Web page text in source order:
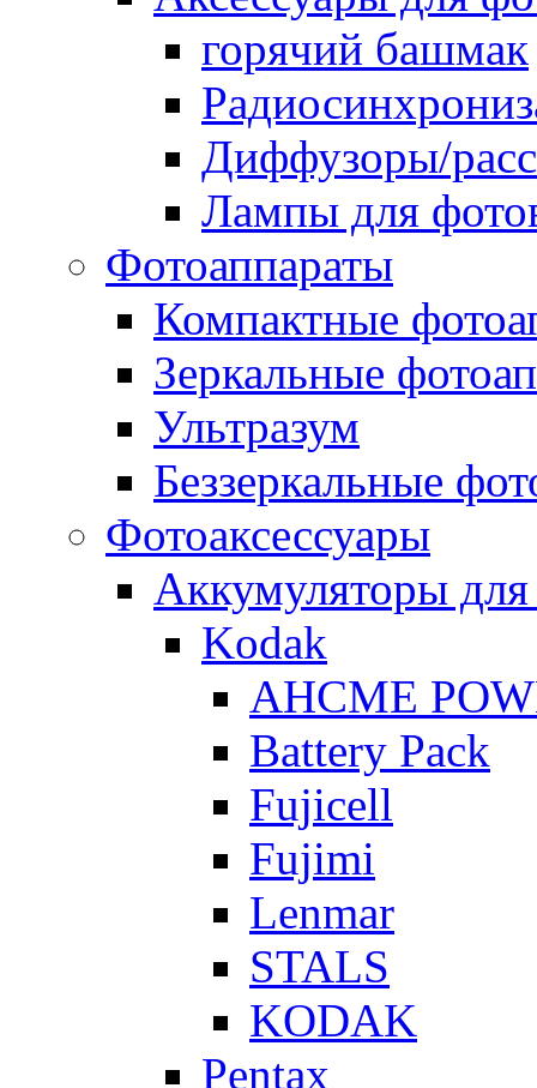
горячий башмак
Диффузоры/
Лампы для
Фотоаппараты
Компактные
Зеркальные
Ультразум
Беззеркальные
Фотоаксессуары
Аккумуляторы для
Kodak
AHCME
Battery Pack
Fujicell
Fujimi
Lenmar
STALS
KODAK
Pentax